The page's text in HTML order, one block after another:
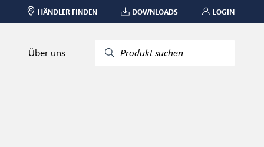
HÄNDLER FINDEN DOWNLOADS LOGIN
Über uns Produkt suchen